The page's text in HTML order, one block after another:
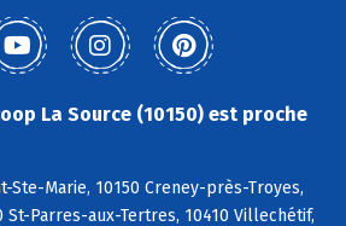
La Source (10150) est proche
Ste-Marie, 10150 Creney-près-Troyes,
St-Parres-aux-Tertres, 10410 Villechétif,